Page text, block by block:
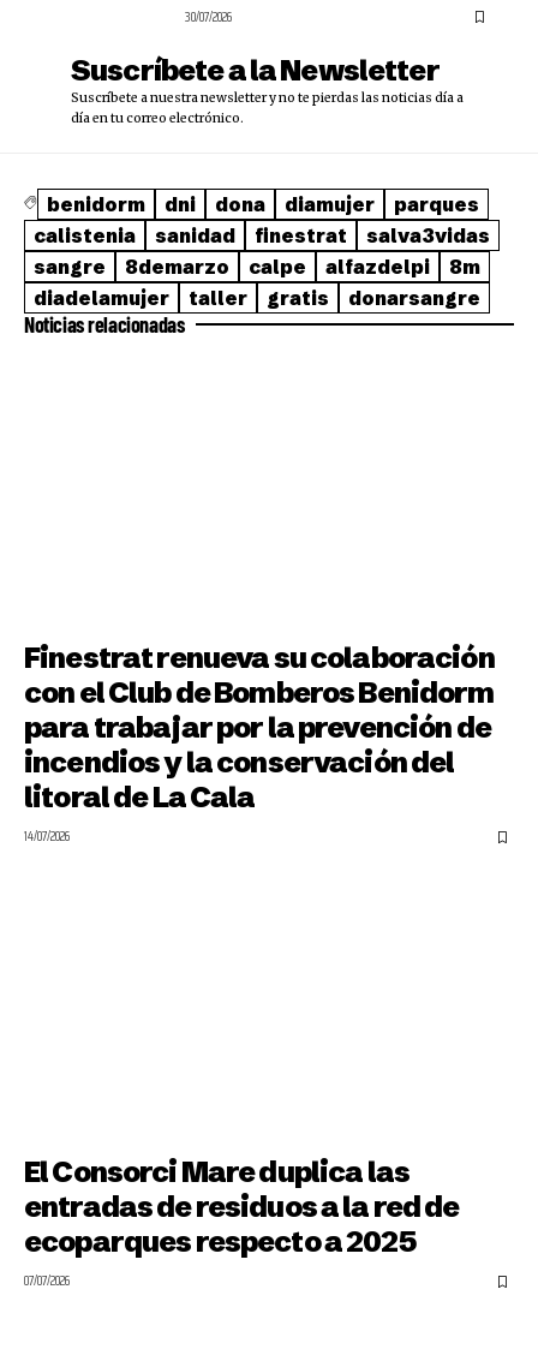
30/07/2026
Suscríbete a la Newsletter
Suscríbete a nuestra newsletter y no te pierdas las noticias día a
día en tu correo electrónico.
benidorm dni dona diamujer
parques
calistenia
sanidad finestrat
salva3vidas
sangre
8demarzo calpe alfazdelpi
8m
diadelamujer
taller gratis donarsangre
Noticias relacionadas
Finestrat renueva su colaboración
con el Club de Bomberos Benidorm
para trabajar por la prevención de
incendios y la conservación del
litoral de La Cala
14/07/2026
El Consorci Mare duplica las
entradas de residuos a la red de
ecoparques respecto a 2025
07/07/2026